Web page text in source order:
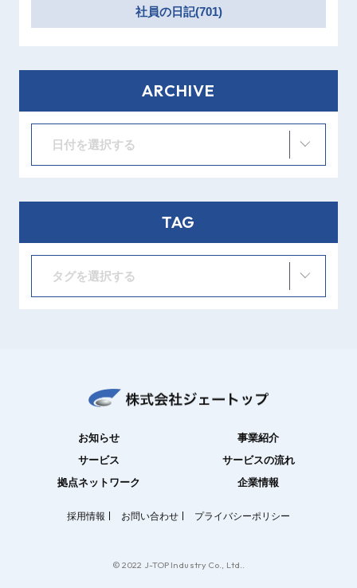
社員の日記(701)
ARCHIVE
日付を選択する
TAG
タグを選択する
お知らせ
事業紹介
サービス
サービスの流れ
拠点ネットワーク
企業情報
採用情報 お問い合わせ プライバシーポリシー
© 2022 J-TOP Industry Co., Ltd..